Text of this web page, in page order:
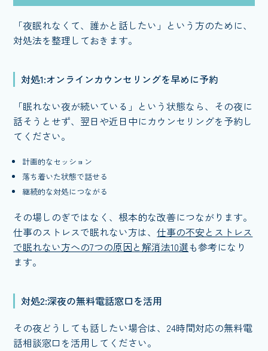
「夜眠れなくて、誰かと話したい」という方のために、
対処法を整理しておきます。
対処1:オンラインカウンセリングを早めに予約
「眠れない夜が続いている」という状態なら、その夜に
話そうとせず、翌日や近日中にカウンセリングを予約し
てください。
計画的なセッション
落ち着いた状態で話せる
継続的な対処につながる
その場しのぎではなく、根本的な改善につながります。
仕事のストレスで眠れない方は、仕事の不安とストレス
で眠れない方への7つの原因と解消法10選も参考になり
ます。
対処2:深夜の無料電話窓口を活用
その夜どうしても話したい場合は、24時間対応の無料電
話相談窓口を活用してください。